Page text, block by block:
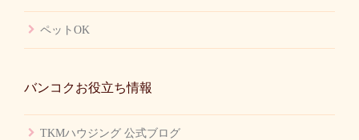
ペットOK
バンコクお役立ち情報
TKMハウジング 公式ブログ